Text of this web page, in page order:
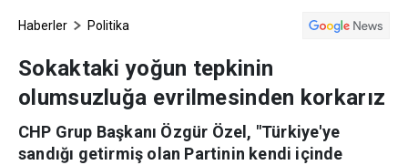
Haberler Politika
Sokaktaki yoğun tepkinin
olumsuzluğa evrilmesinden korkarız
CHP Grup Başkanı Özgür Özel, "Türkiye'ye
sandığı getirmiş olan Partinin kendi içinde